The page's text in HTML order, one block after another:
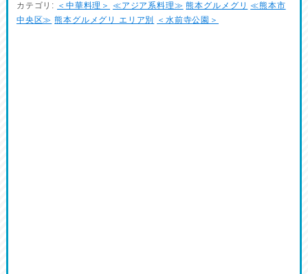
カテゴリ: ＜中華料理＞ ≪アジア系料理≫ 熊本グルメグリ ≪熊本市
中央区≫ 熊本グルメグリ エリア別 ＜水前寺公園＞